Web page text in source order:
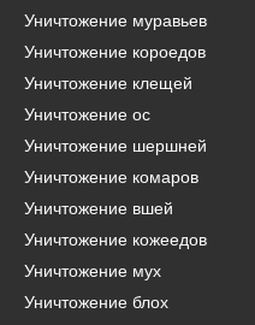
Уничтожение муравьев
Уничтожение короедов
Уничтожение клещей
Уничтожение ос
Уничтожение шершней
Уничтожение комаров
Уничтожение вшей
Уничтожение кожеедов
Уничтожение мух
Уничтожение блох